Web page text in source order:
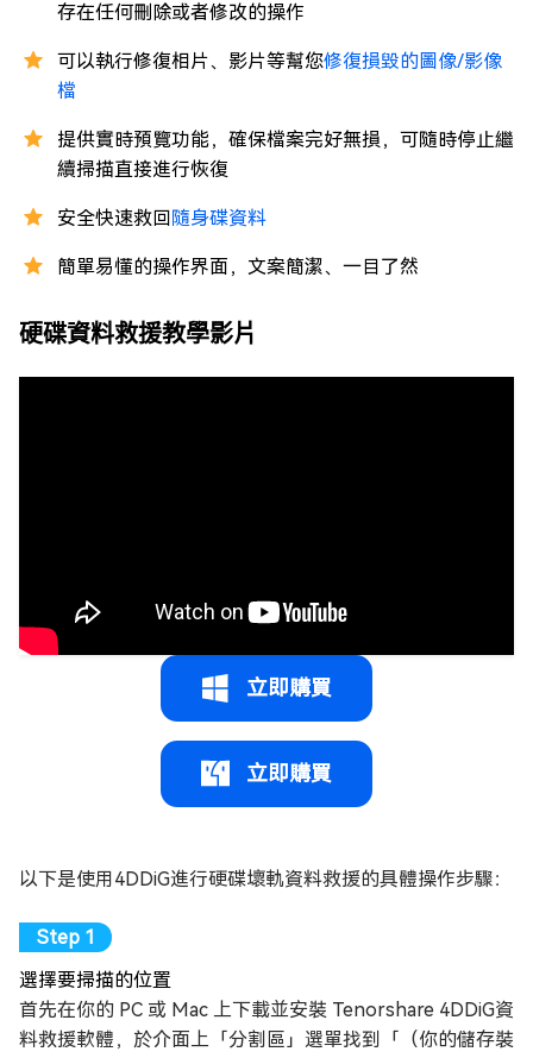
存在任何刪除或者修改的操作
可以執行修復相片、影片等幫您修復損毀的圖像/影像
檔
提供實時預覽功能，確保檔案完好無損，可隨時停止繼
續掃描直接進行恢復
安全快速救回 隨身碟資料
簡單易懂的操作界面，文案簡潔、一目了然
硬碟資料救援教學影片
立即購買
立即購買
以下是使用4DDiG進行硬碟壞軌資料救援的具體操作步驟：
選擇要掃描的位置
首先在你的 PC 或 Mac 上下載並安裝 Tenorshare 4DDiG資
料救援軟體，於介面上「分割區」選單找到「（你的儲存裝